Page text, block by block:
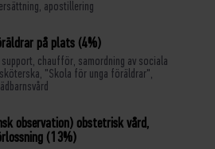
apostillering
på plats (4%)
support, chaufför, samordning av sociala
"Skola för unga föräldrar",
observation) obstetrisk vård,
(13%)